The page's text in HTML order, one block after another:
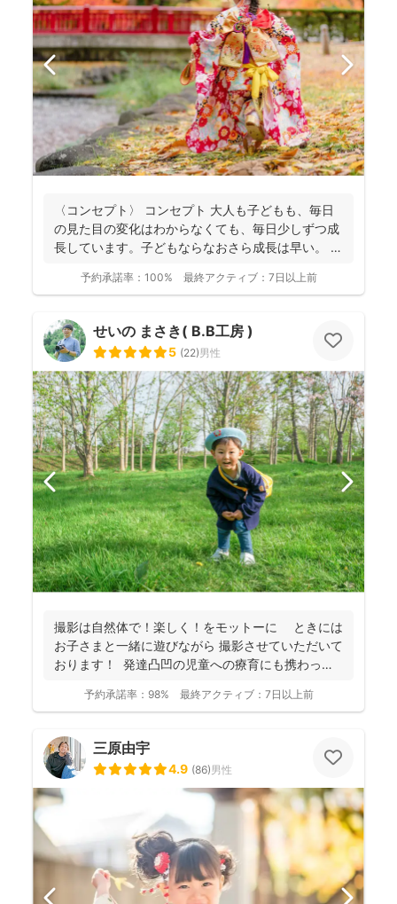
〈コンセプト〉 コンセプト 大人も子どもも、毎日
の見た目の変化はわからなくても、毎日少しずつ成
長しています。子どもならなおさら成長は早い。
予約承諾率： 100% 最終アクティブ： 7日以上前
せいの まさき( B.B工房 )
5 (22)男性
撮影は自然体で！楽しく！をモットーに ときには
お子さまと一緒に遊びながら 撮影させていただいて
おります！ 発達凸凹の児童への療育にも携わって
予約承諾率： 98% 最終アクティブ： 7日以上前
三原由宇
4.9 (86)男性